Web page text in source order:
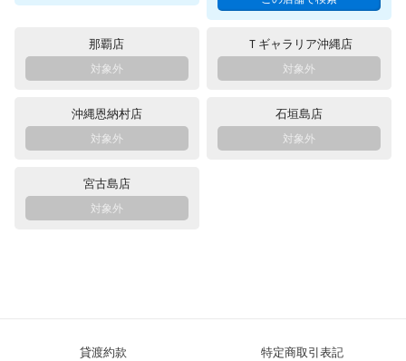
那覇店 Ｔギャラリア沖縄店
沖縄恩納村店 石垣島店
宮古島店
貸渡約款 特定商取引表記